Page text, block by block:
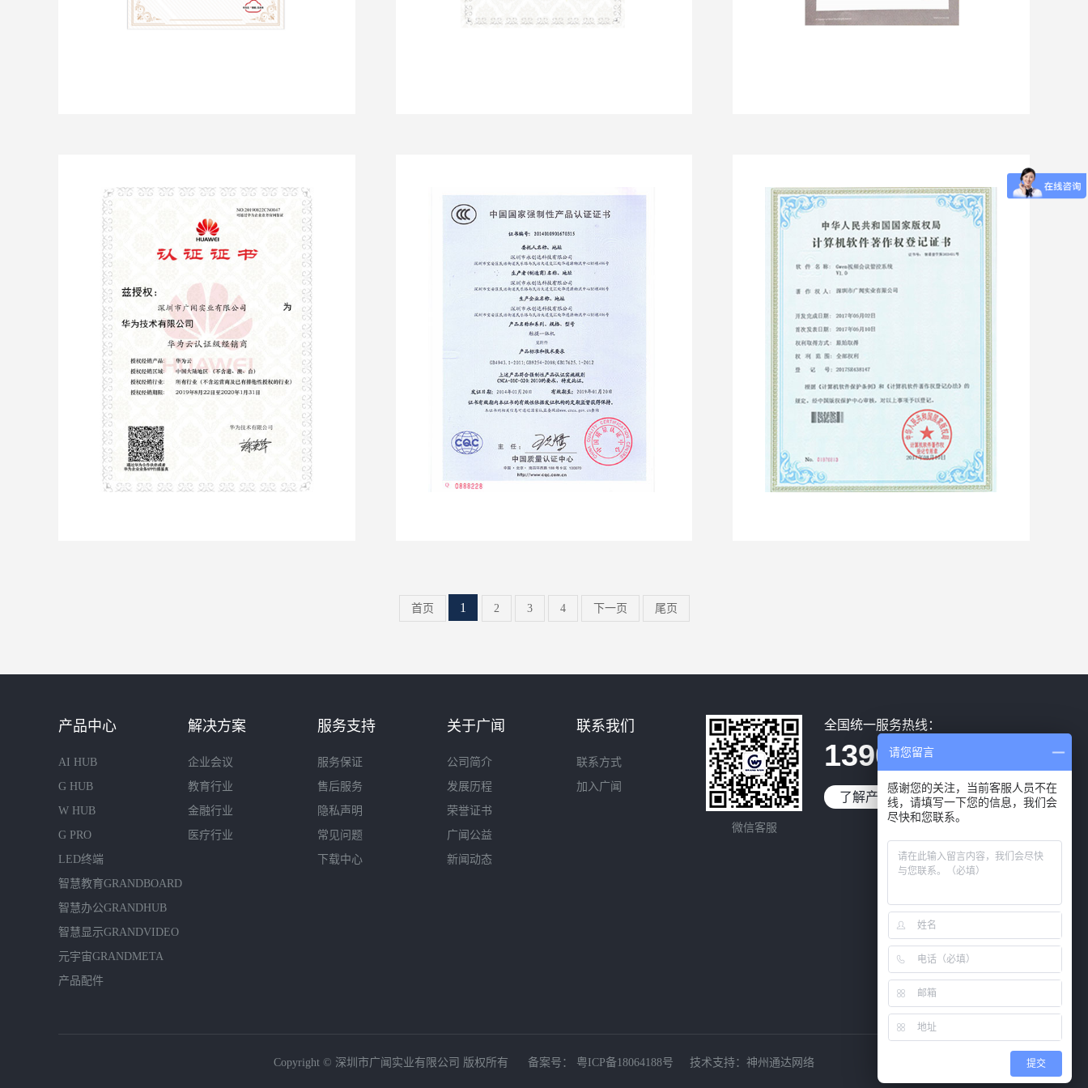
首页 1 2 3 4 下一页 尾页
产品中心
AI HUB
G HUB
W HUB
G PRO
LED终端
智慧教育GRANDBOARD
智慧办公GRANDHUB
智慧显示GRANDVIDEO
元宇宙GRANDMETA
产品配件
解决方案
企业会议
教育行业
金融行业
医疗行业
服务支持
服务保证
售后服务
隐私声明
常见问题
下载中心
关于广闻
公司简介
发展历程
荣誉证书
广闻公益
新闻动态
联系我们
联系方式
加入广闻
微信客服
全国统一服务热线：
13902976795
了解产品 免费试用
Copyright © 深圳市广闻实业有限公司 版权所有 备案号： 粤ICP备18064188号 技术支持： 神州通达网络
请您留言
感谢您的关注，当前客服人员不在
线，请填写一下您的信息，我们会
尽快和您联系。
提交